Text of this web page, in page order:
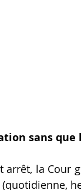
sans que
arrêt, la Cour